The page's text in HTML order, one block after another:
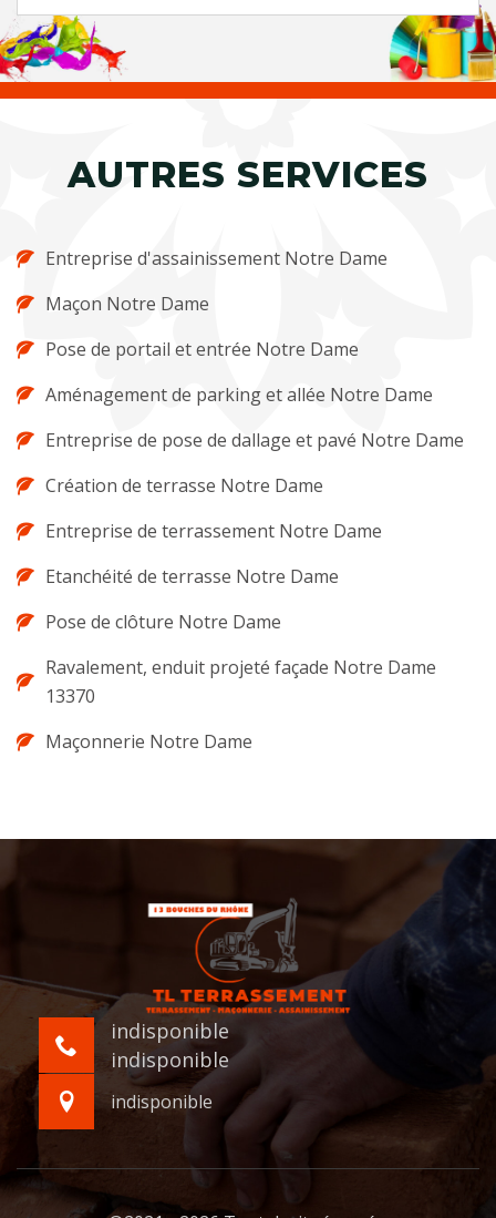
AUTRES SERVICES
Entreprise d'assainissement Notre Dame
Maçon Notre Dame
Pose de portail et entrée Notre Dame
Aménagement de parking et allée Notre Dame
Entreprise de pose de dallage et pavé Notre Dame
Création de terrasse Notre Dame
Entreprise de terrassement Notre Dame
Etanchéité de terrasse Notre Dame
Pose de clôture Notre Dame
Ravalement, enduit projeté façade Notre Dame
13370
Maçonnerie Notre Dame
indisponible
indisponible
indisponible